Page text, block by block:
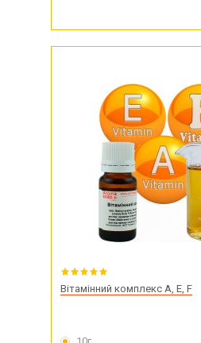
Вітамінний комплекс A, E, F